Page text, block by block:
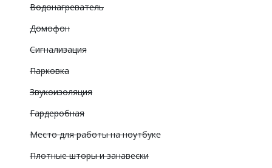
Водонагреватель
Домофон
Сигнализация
Парковка
Звукоизоляция
Гардеробная
Место для работы на ноутбуке
Плотные шторы и занавески